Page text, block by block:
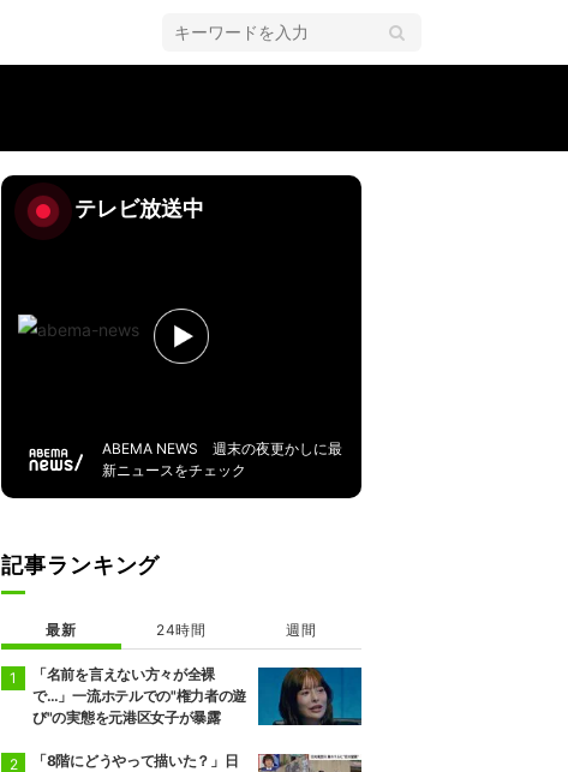
テレビ放送中
ABEMA NEWS 週末の夜更かしに最
新ニュースをチェック
記事ランキング
最新 24時間 週間
「名前を言えない方々が全裸
で…」一流ホテルでの"権力者の遊
び"の実態を元港区女子が暴露
「8階にどうやって描いた？」日